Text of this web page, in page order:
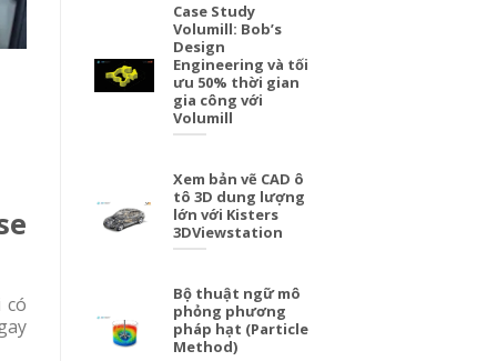
có
Case Study
Volumill: Bob’s
Design
Engineering và tối
ưu 50% thời gian
gia công với
Volumill
Xem bản vẽ CAD ô
tô 3D dung lượng
lớn với Kisters
3DViewstation
Bộ thuật ngữ mô
phỏng phương
pháp hạt (Particle
Method)